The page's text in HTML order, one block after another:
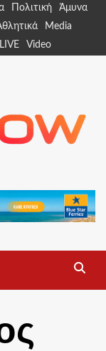
Πολιτική
Άμυνα
Media
Video